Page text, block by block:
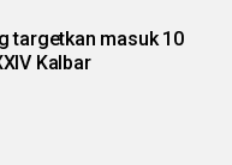
targetkan masuk 10
Kalbar